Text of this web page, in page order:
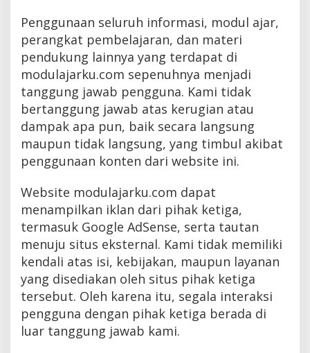
Penggunaan seluruh informasi, modul ajar,
perangkat pembelajaran, dan materi
pendukung lainnya yang terdapat di
modulajarku.com sepenuhnya menjadi
tanggung jawab pengguna. Kami tidak
bertanggung jawab atas kerugian atau
dampak apa pun, baik secara langsung
maupun tidak langsung, yang timbul akibat
penggunaan konten dari website ini.
Website modulajarku.com dapat
menampilkan iklan dari pihak ketiga,
termasuk Google AdSense, serta tautan
menuju situs eksternal. Kami tidak memiliki
kendali atas isi, kebijakan, maupun layanan
yang disediakan oleh situs pihak ketiga
tersebut. Oleh karena itu, segala interaksi
pengguna dengan pihak ketiga berada di
luar tanggung jawab kami.